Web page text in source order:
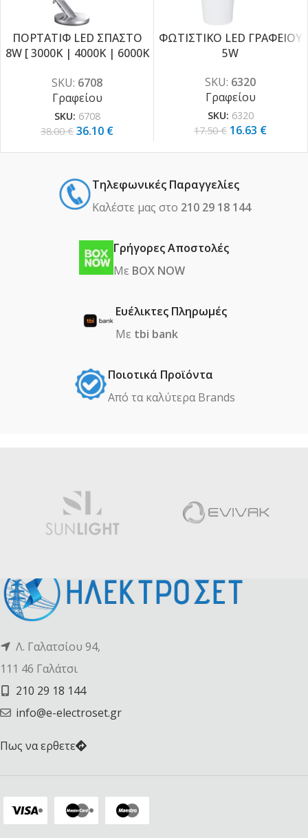
-5%
ΠΟΡΤΑΤΙΦ LED ΣΠΑΣΤΟ
8W [ 3000K | 4000K | 6000K
SKU: 6708
Γραφείου
SKU: 6708
38.00€ 36.10 €
ΦΩΤΙΣΤΙΚΟ LED ΓΡΑΦΕΙΟΥ
5W
SKU: 6320
Γραφείου
SKU: 6320
17.50€ 16.63 €
Τηλεφωνικές Παραγγελίες
Καλέστε μας στο 210 29 18 144
Γρήγορες Αποστολές
Με BOX NOW
Ευέλικτες Πληρωμές
Με tbi bank
Ποιοτικά Προϊόντα
Από τα καλύτερα Βrands
Λ. Γαλατσίου 94,
111 46 Γαλάτσι
210 29 18 144
info@e-electroset.gr
Πως να ερθετε